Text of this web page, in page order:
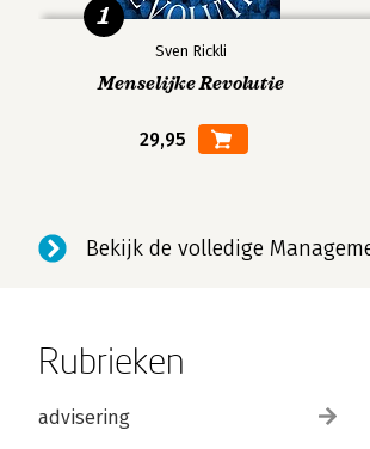
Sven Rickli
Menselijke Revolutie
29,95
1
Bekijk de volledige
Rubrieken
advisering